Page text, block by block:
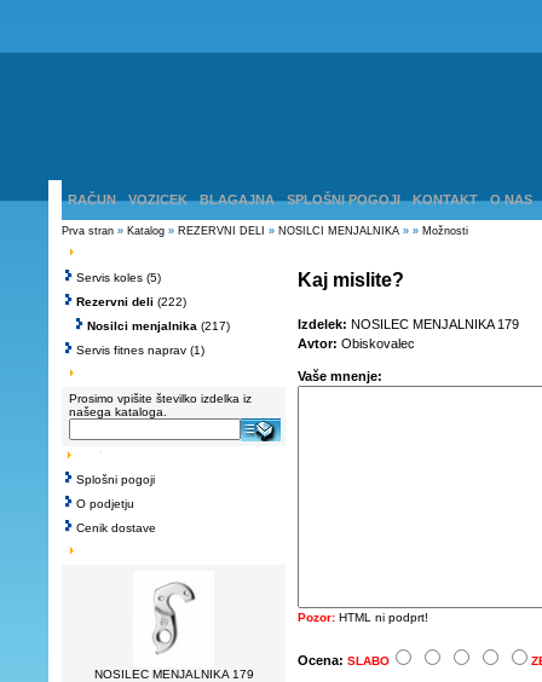
RAČUN VOZICEK BLAGAJNA SPLOŠNI POGOJI KONTAKT O NAS
Prva stran » Katalog » REZERVNI DELI » NOSILCI MENJALNIKA » » Možnosti
Servis koles (5)
Rezervni deli (222)
Nosilci menjalnika (217)
Servis fitnes naprav (1)
Prosimo vpišite številko izdelka iz
našega kataloga.
Splošni pogoji
O podjetju
Cenik dostave
NOSILEC MENJALNIKA 179
Kaj mislite?
Izdelek: NOSILEC MENJALNIKA 179
Avtor: Obiskovalec
Vaše mnenje:
Pozor:HTML ni podprt!
Ocena: SLABO